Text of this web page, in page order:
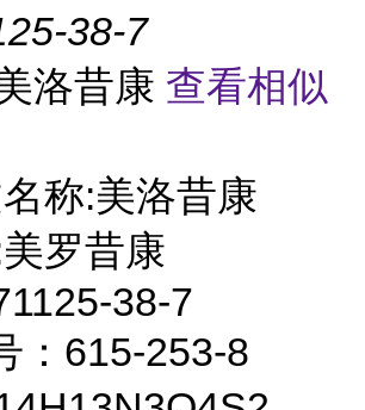
38-7
洛昔康 查看相似
称:美洛昔康
罗昔康
38-7
：615-253-8